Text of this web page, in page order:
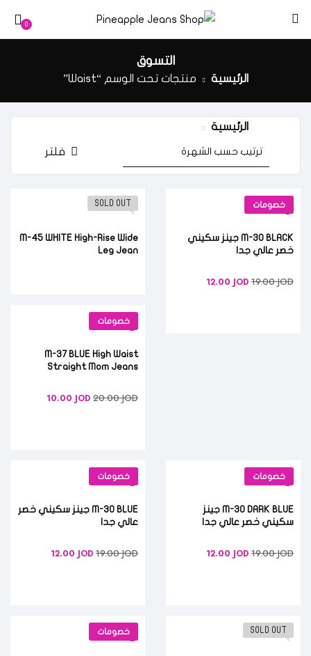
0
التسوق
الرئيسية منتجات تحت الوسم “Waist”
الرئيسية
فلتر
خصومات
M-30 BLACK جينز سكيني
خصر عالي جدا
19.00JOD
12.00 JOD
SOLD OUT
M-45 WHITE High-Rise Wide
Leg Jean
خصومات
M-37 BLUE High Waist
Straight Mom Jeans
20.00JOD
10.00 JOD
خصومات
M-30 DARK BLUE جينز
سكيني خصر عالي جدا
19.00JOD
12.00 JOD
خصومات
M-30 BLUE جينز سكيني خصر
عالي جدا
19.00JOD
12.00 JOD
SOLD OUT خصومات